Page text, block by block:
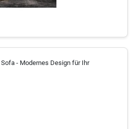
- Modernes Design für Ihr